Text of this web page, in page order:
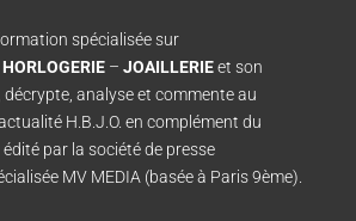
spécialisée sur
HORLOGERIE– JOAILLERIEet son
décrypte, analyse et commente au
H.B.J.O. en complément du
par la société de presse
MV MEDIA (basée à Paris 9ème).